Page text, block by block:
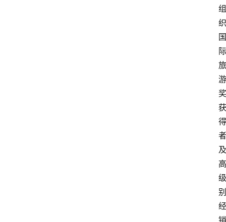
组
织
国
际
旅
游
奖
获
得
者
及
高
级
别
经
销